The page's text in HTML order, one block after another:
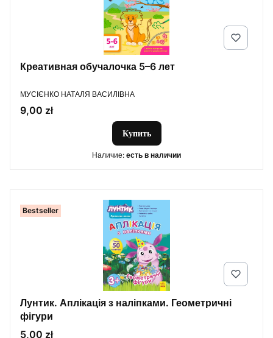
Креативная обучалочка 5–6 лет
ПРОИЗВОДИТЕЛЬ
МУСІЄНКО НАТАЛЯ ВАСИЛІВНА
Цена
9,00 zł
Купить
Наличие: есть в наличии
Bestseller
Лунтик. Аплікація з наліпками. Геометричні
фігури
Цена
5,00 zł